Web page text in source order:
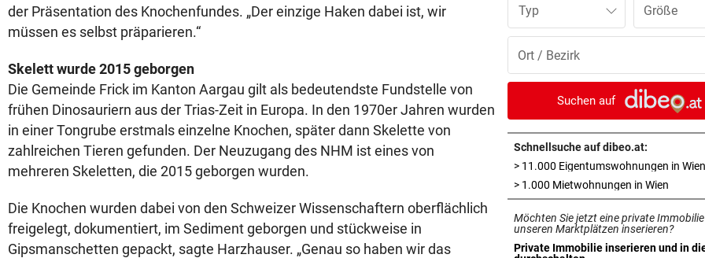
der Präsentation des Knochenfundes. „Der einzige Haken dabei ist, wir
müssen es selbst präparieren.“
Skelett wurde 2015 geborgen
Die Gemeinde Frick im Kanton Aargau gilt als bedeutendste Fundstelle von
frühen Dinosauriern aus der Trias-Zeit in Europa. In den 1970er Jahren wurden
in einer Tongrube erstmals einzelne Knochen, später dann Skelette von
zahlreichen Tieren gefunden. Der Neuzugang des NHM ist eines von
mehreren Skeletten, die 2015 geborgen wurden.
Die Knochen wurden dabei von den Schweizer Wissenschaftern oberflächlich
freigelegt, dokumentiert, im Sediment geborgen und stückweise in
Gipsmanschetten gepackt, sagte Harzhauser. „Genau so haben wir das
Nachbarlokal heim?
„KRONE“-KOMMENTAR vor
Solidarität mit Spanien
ÄGYPTEN-REISEREPORTAGE
Wo Sie Tutanchamun
„treffen“ können
NÄCHTLICHE RETTUNG vor
Bergsteiger (38) verirrte
Typ
Suchen auf
Schnellsuche auf dibeo.at:
> 11.000 Eigentumswohnungen in Wien
> 1.000 Mietwohnungen in Wien
Möchten Sie jetzt eine private
unseren Marktplätzen inserieren?
Private Immobilie inserieren und in